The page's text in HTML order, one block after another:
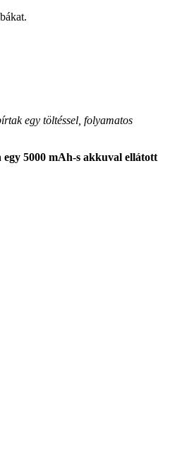
egy töltéssel, folyamatos
5000 mAh-s akkuval ellátott